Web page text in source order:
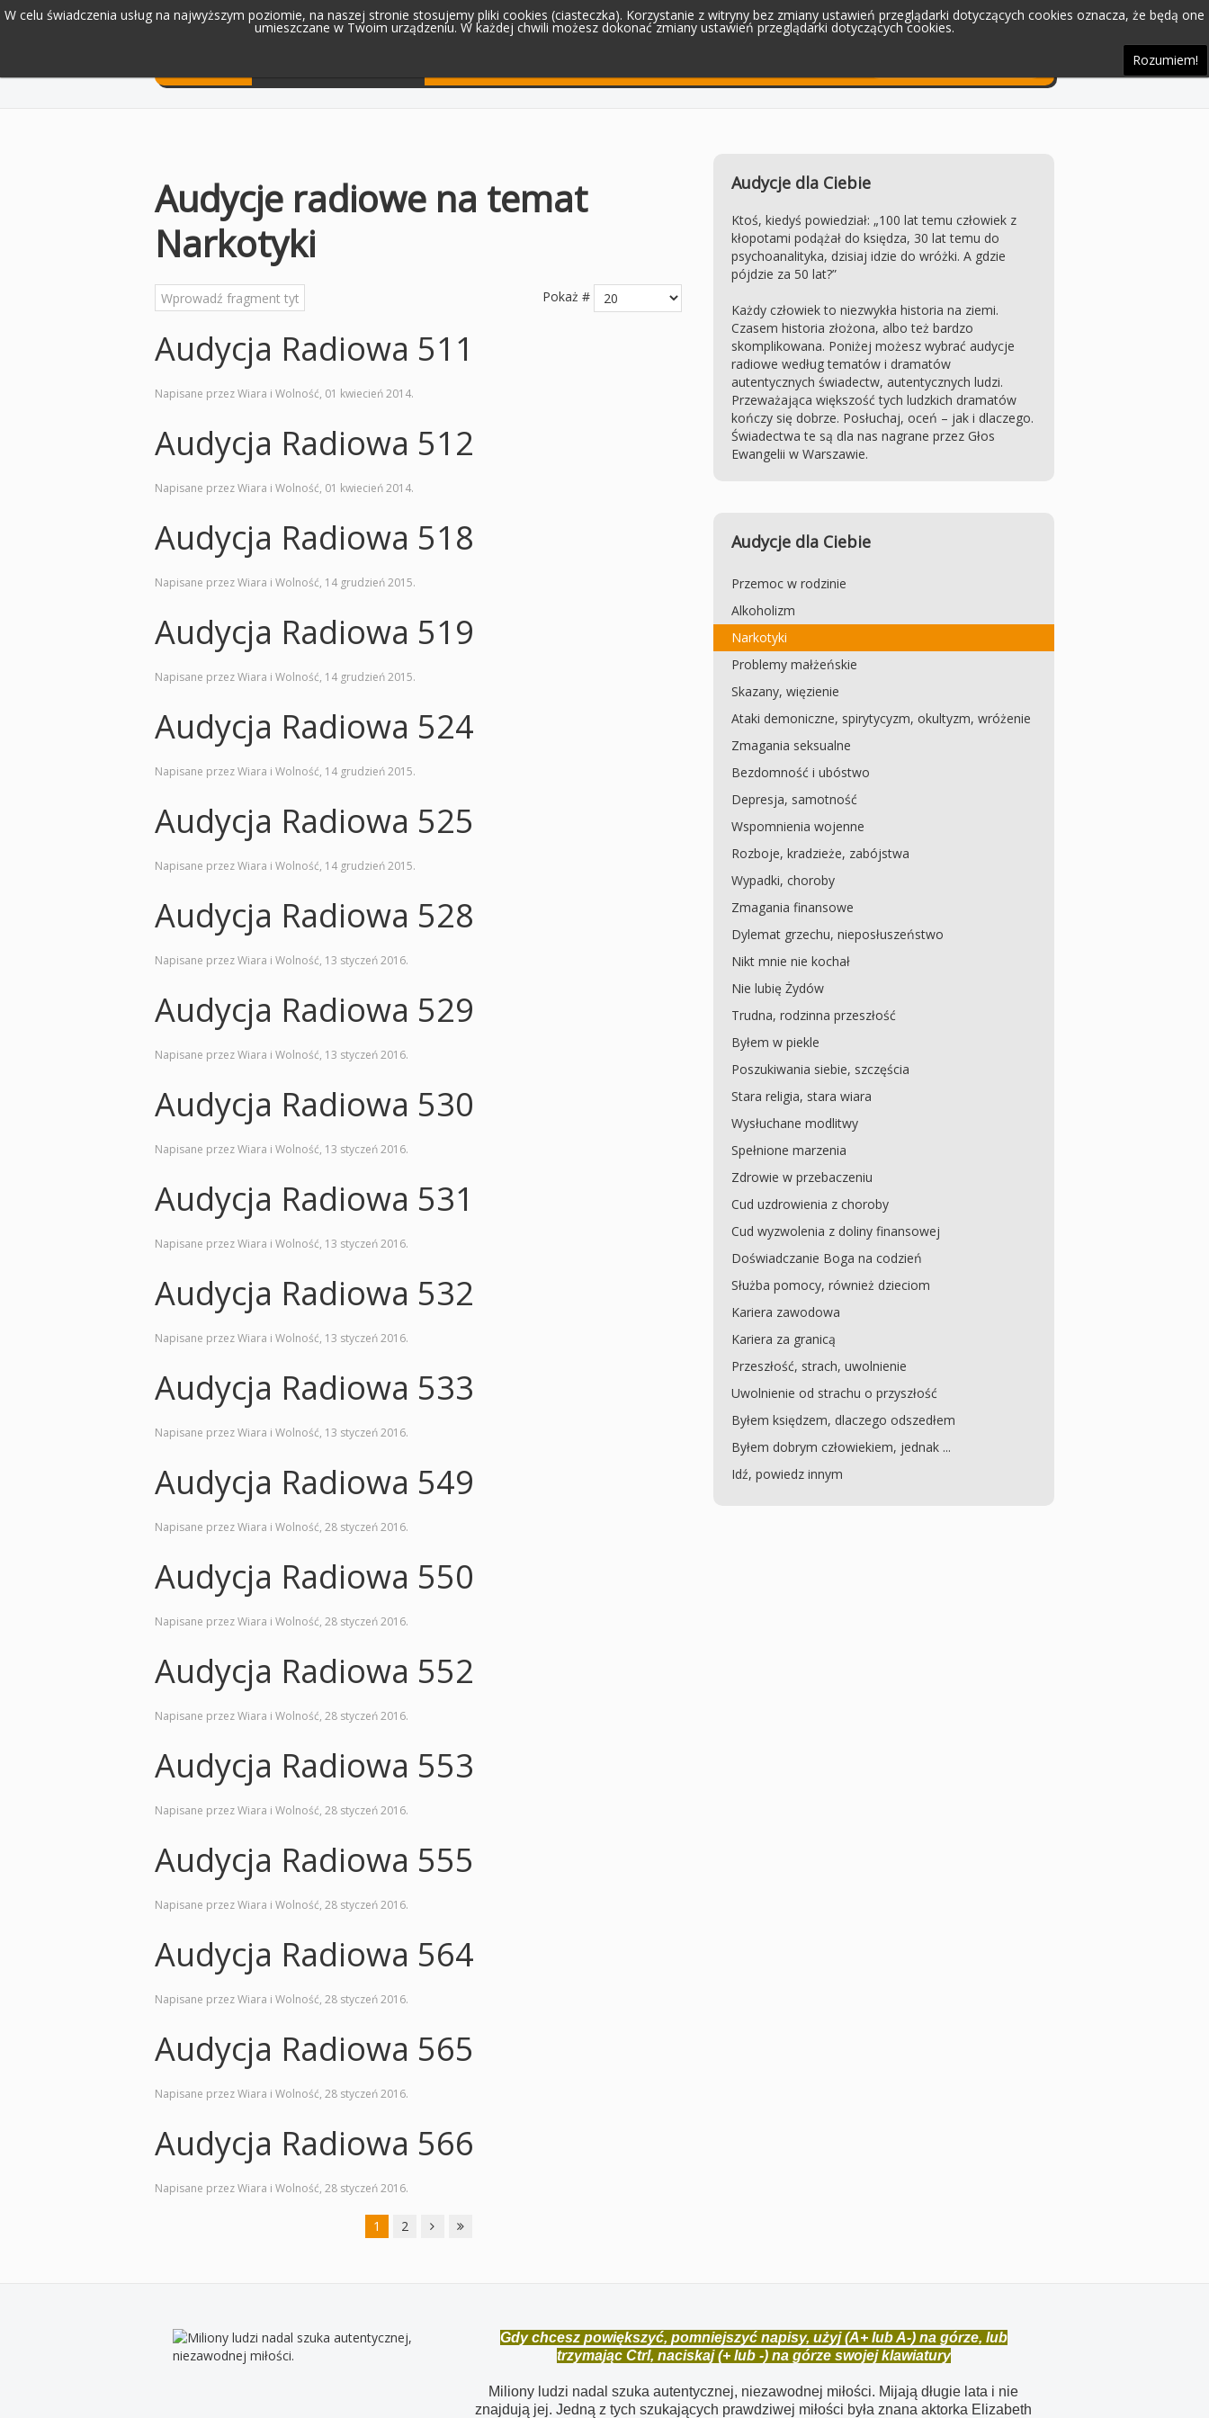
W celu świadczenia usług na najwyższym poziomie, na naszej stronie stosujemy pliki cookies (ciasteczka). Korzystanie z witryny bez zmiany ustawień przeglądarki dotyczących cookies oznacza, że będą one
umieszczane w Twoim urządzeniu. W każdej chwili możesz dokonać zmiany ustawień przeglądarki dotyczących cookies.
Rozumiem!
Audycje radiowe na temat
Narkotyki
Pokaż #
Audycja Radiowa 511
Napisane przez Wiara i Wolność, 01 kwiecień 2014.
Audycja Radiowa 512
Napisane przez Wiara i Wolność, 01 kwiecień 2014.
Audycja Radiowa 518
Napisane przez Wiara i Wolność, 14 grudzień 2015.
Audycja Radiowa 519
Napisane przez Wiara i Wolność, 14 grudzień 2015.
Audycja Radiowa 524
Napisane przez Wiara i Wolność, 14 grudzień 2015.
Audycja Radiowa 525
Napisane przez Wiara i Wolność, 14 grudzień 2015.
Audycja Radiowa 528
Napisane przez Wiara i Wolność, 13 styczeń 2016.
Audycja Radiowa 529
Napisane przez Wiara i Wolność, 13 styczeń 2016.
Audycja Radiowa 530
Napisane przez Wiara i Wolność, 13 styczeń 2016.
Audycja Radiowa 531
Napisane przez Wiara i Wolność, 13 styczeń 2016.
Audycja Radiowa 532
Napisane przez Wiara i Wolność, 13 styczeń 2016.
Audycja Radiowa 533
Napisane przez Wiara i Wolność, 13 styczeń 2016.
Audycja Radiowa 549
Napisane przez Wiara i Wolność, 28 styczeń 2016.
Audycja Radiowa 550
Napisane przez Wiara i Wolność, 28 styczeń 2016.
Audycja Radiowa 552
Napisane przez Wiara i Wolność, 28 styczeń 2016.
Audycja Radiowa 553
Napisane przez Wiara i Wolność, 28 styczeń 2016.
Audycja Radiowa 555
Napisane przez Wiara i Wolność, 28 styczeń 2016.
Audycja Radiowa 564
Napisane przez Wiara i Wolność, 28 styczeń 2016.
Audycja Radiowa 565
Napisane przez Wiara i Wolność, 28 styczeń 2016.
Audycja Radiowa 566
Napisane przez Wiara i Wolność, 28 styczeń 2016.
1 2
Audycje dla Ciebie
Ktoś, kiedyś powiedział: „100 lat temu człowiek z
kłopotami podążał do księdza, 30 lat temu do
psychoanalityka, dzisiaj idzie do wróżki. A gdzie
pójdzie za 50 lat?”
Każdy człowiek to niezwykła historia na ziemi.
Czasem historia złożona, albo też bardzo
skomplikowana. Poniżej możesz wybrać audycje
radiowe według tematów i dramatów
autentycznych świadectw, autentycznych ludzi.
Przeważająca większość tych ludzkich dramatów
kończy się dobrze. Posłuchaj, oceń – jak i dlaczego.
Świadectwa te są dla nas nagrane przez Głos
Ewangelii w Warszawie.
Audycje dla Ciebie
Przemoc w rodzinie
Alkoholizm
Narkotyki
Problemy małżeńskie
Skazany, więzienie
Ataki demoniczne, spirytycyzm, okultyzm, wróżenie
Zmagania seksualne
Bezdomność i ubóstwo
Depresja, samotność
Wspomnienia wojenne
Rozboje, kradzieże, zabójstwa
Wypadki, choroby
Zmagania finansowe
Dylemat grzechu, nieposłuszeństwo
Nikt mnie nie kochał
Nie lubię Żydów
Trudna, rodzinna przeszłość
Byłem w piekle
Poszukiwania siebie, szczęścia
Stara religia, stara wiara
Wysłuchane modlitwy
Spełnione marzenia
Zdrowie w przebaczeniu
Cud uzdrowienia z choroby
Cud wyzwolenia z doliny finansowej
Doświadczanie Boga na codzień
Służba pomocy, również dzieciom
Kariera zawodowa
Kariera za granicą
Przeszłość, strach, uwolnienie
Uwolnienie od strachu o przyszłość
Byłem księdzem, dlaczego odszedłem
Byłem dobrym człowiekiem, jednak ...
Idź, powiedz innym
Gdy chcesz powiększyć, pomniejszyć napisy, użyj (A+ lub A-) na górze, lub
trzymając Ctrl, naciskaj (+ lub -) na górze swojej klawiatury
Miliony ludzi nadal szuka autentycznej, niezawodnej miłości. Mijają długie lata i nie
znajdują jej. Jedną z tych szukających prawdziwej miłości była znana aktorka Elizabeth